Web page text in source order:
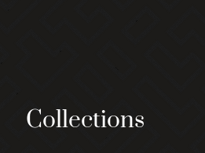
Collections